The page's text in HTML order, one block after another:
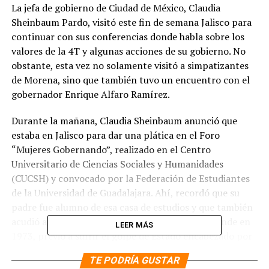
La jefa de gobierno de Ciudad de México, Claudia
Sheinbaum Pardo, visitó este fin de semana Jalisco para
continuar con sus conferencias donde habla sobre los
valores de la 4T y algunas acciones de su gobierno. No
obstante, esta vez no solamente visitó a simpatizantes
de Morena, sino que también tuvo un encuentro con el
gobernador Enrique Alfaro Ramírez.
Durante la mañana, Claudia Sheinbaum anunció que
estaba en Jalisco para dar una plática en el Foro
“Mujeres Gobernando”, realizado en el Centro
Universitario de Ciencias Sociales y Humanidades
(CUCSH) y convocado por la Federación de Estudiantes
de la Universidad de Guadalajara. Ahí, recordó que su
acudió a esta el presidente chileno Salvador Allende en
1973, previo a sufrir el golpe de Estado encabezado por
Augusto Pinochet.
LEER MÁS
TE PODRÍA GUSTAR